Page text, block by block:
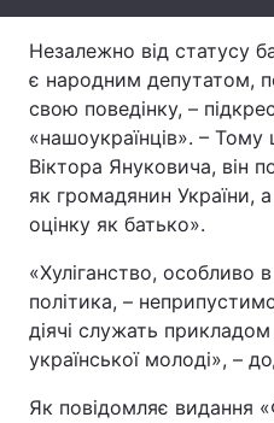
Цікавинки
Екологія
Лонгріди
Відео з Youtube
Інтерв'ю
Архів
Незалежно від статусу
є народним депутатом,
свою поведінку, –
«нашоукраїнців». –
Віктора Януковича, він
як громадянин України,
оцінку як батько».
«Хуліганство, особливо
політика, –
діячі служать прикладом
української молоді», –
Як повідомляє видання